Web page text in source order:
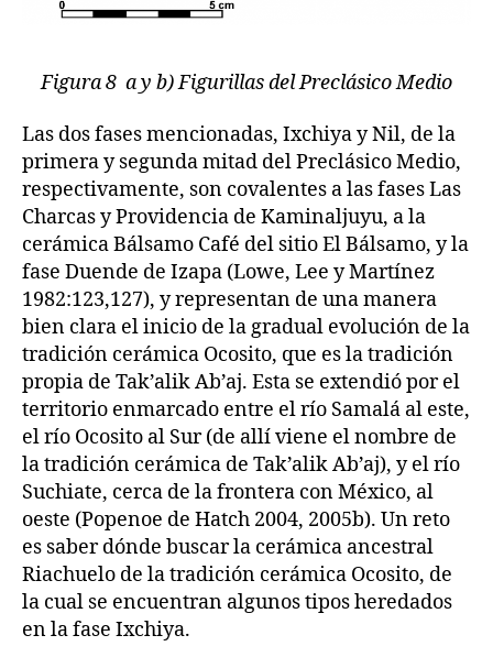
Figura 8 a y b) Figurillas del Preclásico Medio
Las dos fases mencionadas, Ixchiya y Nil, de la
primera y segunda mitad del Preclásico Medio,
respectivamente, son covalentes a las fases Las
Charcas y Providencia de Kaminaljuyu, a la
cerámica Bálsamo Café del sitio El Bálsamo, y la
fase Duende de Izapa (Lowe, Lee y Martínez
1982:123,127), y representan de una manera
bien clara el inicio de la gradual evolución de la
tradición cerámica Ocosito, que es la tradición
propia de Tak’alik Ab’aj. Esta se extendió por el
territorio enmarcado entre el río Samalá al este,
el río Ocosito al Sur (de allí viene el nombre de
la tradición cerámica de Tak’alik Ab’aj), y el río
Suchiate, cerca de la frontera con México, al
oeste (Popenoe de Hatch 2004, 2005b). Un reto
es saber dónde buscar la cerámica ancestral
Riachuelo de la tradición cerámica Ocosito, de
la cual se encuentran algunos tipos heredados
en la fase Ixchiya.